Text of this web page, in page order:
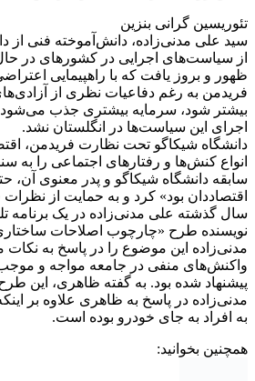
تئوریسین گرانی بنزین
از سیاست‌های اجرایی در کشورهای در
ظهور و بروز یافت که با راهپیمایی
فریدمن به رغم دفاعیات نظری از
اجرای این سیاست‌ها در انگلستان نشد.
دانشگاه شیکاگو تحت نظارت فریدمن،
انواع کنش‌ها و رفتارهای اجتماعی را به
سابقه دانشگاه شیکاگو و پدر معنوی آن،
اقتصاددان بود» کرد و به حمایت از
نویسنده طرح «چارچوب اصلاحات ساختاری بودجه» در سال 1398
واکنش‌های منفی در جامعه مواجه و
پیشنهاد شده بود. به گفته ظاهری، این
به افراد به جای خودرو بوده است.
همچنین بخوانید: